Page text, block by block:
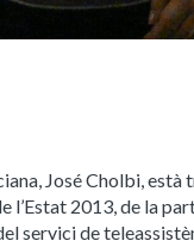
José Cholbi,
l’Estat 2013, de la
servici de